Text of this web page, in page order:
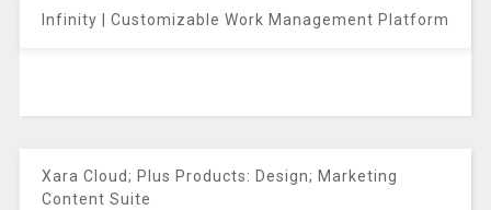
Infinity | Customizable Work Management Platform
Xara Cloud; Plus Products: Design; Marketing
Content Suite